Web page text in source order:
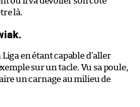
là.
en étant capable d’aller
sur un tacle. Vu sa poule,
un carnage au milieu de